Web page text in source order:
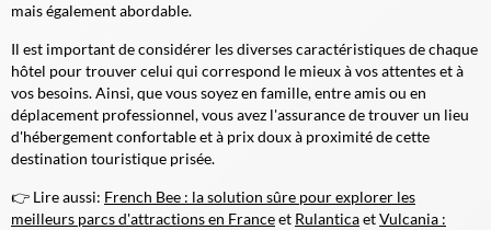
mais également abordable.
Il est important de considérer les diverses caractéristiques de chaque
hôtel pour trouver celui qui correspond le mieux à vos attentes et à
vos besoins. Ainsi, que vous soyez en famille, entre amis ou en
déplacement professionnel, vous avez l'assurance de trouver un lieu
d'hébergement confortable et à prix doux à proximité de cette
destination touristique prisée.
👉 Lire aussi: French Bee : la solution sûre pour explorer les
meilleurs parcs d'attractions en Franceet RulanticaetVulcania :